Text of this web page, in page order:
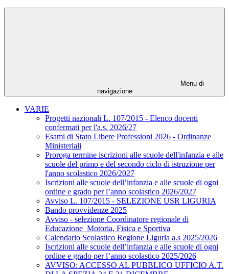
Menu di
navigazione
VARIE
Progetti nazionali L. 107/2015 - Elenco docenti
confermati per l'a.s. 2026/27
Esami di Stato Libere Professioni 2026 - Ordinanze
Ministeriali
Proroga termine iscrizioni alle scuole dell'infanzia e alle
scuole del primo e del secondo ciclo di istruzione per
l'anno scolastico 2026/2027
Iscrizioni alle scuole dell’infanzia e alle scuole di ogni
ordine e grado per l’anno scolastico 2026/2027
Avviso L. 107/2015 - SELEZIONE USR LIGURIA
Bando provvidenze 2025
Avviso - selezione Coordinatore regionale di
Educazione Motoria, Fisica e Sportiva
Calendario Scolastico Regione Liguria a.s 2025/2026
Iscrizioni alle scuole dell’infanzia e alle scuole di ogni
ordine e grado per l’anno scolastico 2025/2026
AVVISO: ACCESSO AL PUBBLICO UFFICIO A.T.